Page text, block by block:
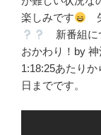
楽しみです
新番組に
おかわり！by
1:18:25あたり
日までです。